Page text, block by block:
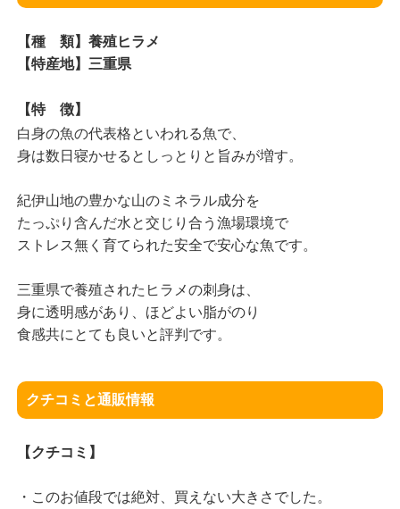
【種 類】養殖ヒラメ
【特産地】三重県
【特 徴】
白身の魚の代表格といわれる魚で、
身は数日寝かせるとしっとりと旨みが増す。
紀伊山地の豊かな山のミネラル成分を
たっぷり含んだ水と交じり合う漁場環境で
ストレス無く育てられた安全で安心な魚です。
三重県で養殖されたヒラメの刺身は、
身に透明感があり、ほどよい脂がのり
食感共にとても良いと評判です。
クチコミと通販情報
【クチコミ】
・このお値段では絶対、買えない大きさでした。